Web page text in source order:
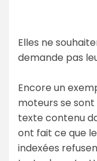
Elles ne
demande pas
Encore un
moteurs se
texte contenu
ont fait ce que
indexées